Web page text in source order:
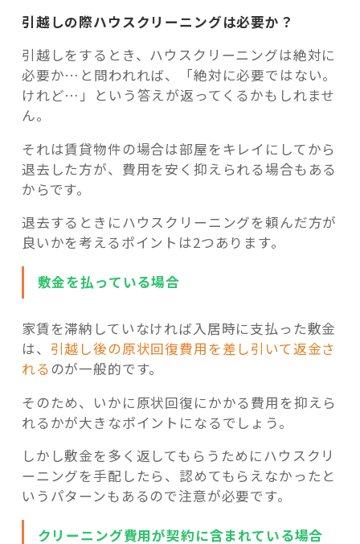
引越しの際ハウスクリーニングは必要か？
引越しをするとき、ハウスクリーニングは絶対に
必要か…と問われれば、「絶対に必要ではない。
けれど…」という答えが返ってくるかもしれませ
ん。
それは賃貸物件の場合は部屋をキレイにしてから
退去した方が、費用を安く抑えられる場合もある
からです。
退去するときにハウスクリーニングを頼んだ方が
良いかを考えるポイントは2つあります。
敷金を払っている場合
家賃を滞納していなければ入居時に支払った敷金
は、 引越し後の原状回復費用を差し引いて返金さ
れる のが一般的です。
そのため、いかに原状回復にかかる費用を抑えら
れるかが大きなポイントになるでしょう。
しかし敷金を多く返してもらうためにハウスクリ
ーニングを手配したら、認めてもらえなかったと
いうパターンもあるので注意が必要です。
クリーニング費用が契約に含まれている場合